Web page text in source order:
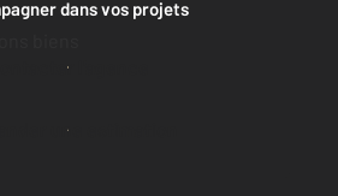
dans vos projets
Contacter l'agence
une estimation
biens